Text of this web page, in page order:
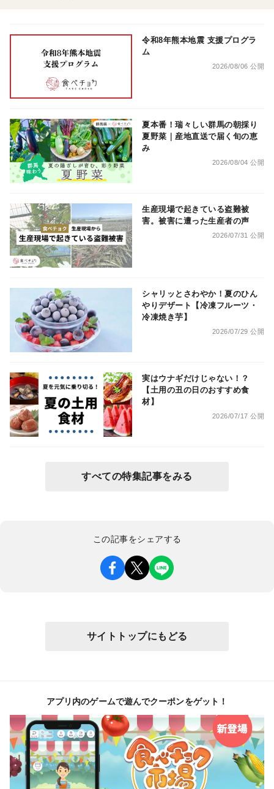
令和8年熊本地震 支援プログラ
ム
2026/08/06 公開
夏本番！瑞々しい群馬の朝採り
夏野菜｜産地直送で届く旬の恵
み
2026/08/04 公開
生産現場で起きている盗難被
害。被害に遭った生産者の声
2026/07/31 公開
シャリッとさわやか！夏のひん
やりデザート【冷凍フルーツ・
冷凍焼き芋】
2026/07/29 公開
実はウナギだけじゃない！？
【土用の丑の日のおすすめ食
材】
2026/07/17 公開
すべての特集記事をみる
この記事をシェアする
サイトトップにもどる
アプリ内のゲームで遊んでクーポンをゲット！